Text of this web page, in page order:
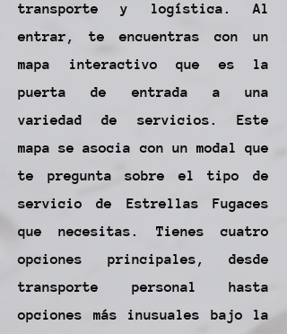
transporte y logística. Al
entrar, te encuentras con un
mapa interactivo que es la
puerta de entrada a una
variedad de servicios. Este
mapa se asocia con un modal que
te pregunta sobre el tipo de
servicio de Estrellas Fugaces
que necesitas. Tienes cuatro
opciones principales, desde
transporte personal hasta
opciones más inusuales bajo la